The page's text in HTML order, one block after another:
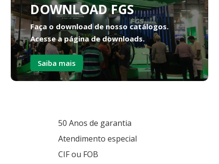
DOWNLOAD FGS
Faça o download de nosso catálogos.
Acesse a página de downloads.
Saiba mais
50 Anos de garantia
Atendimento especial
CIF ou FOB